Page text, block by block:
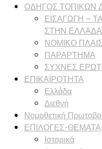
ΟΔΗΓΟΣ
ΕΙΣΑΓΩΓΗ –
ΣΤΗΝ ΕΛΛΑΔΑ
ΝΟΜΙΚΟ
ΠΑΡΑΡΤΗΜΑ
ΣΥΧΝΕΣ
ΕΠΙΚΑΙΡΟΤΗΤΑ
Ελλάδα
Διεθνή
Νομοθετική
ΕΠΙΛΟΓΕΣ-ΘΕΜΑΤΑ
Ιστορικά